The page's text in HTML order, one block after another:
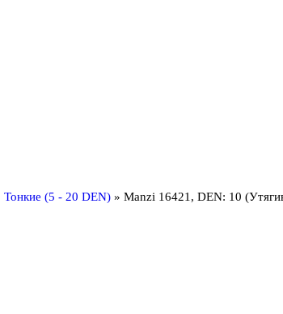
Тонкие (5 - 20 DEN) » Manzi 16421, DEN: 10